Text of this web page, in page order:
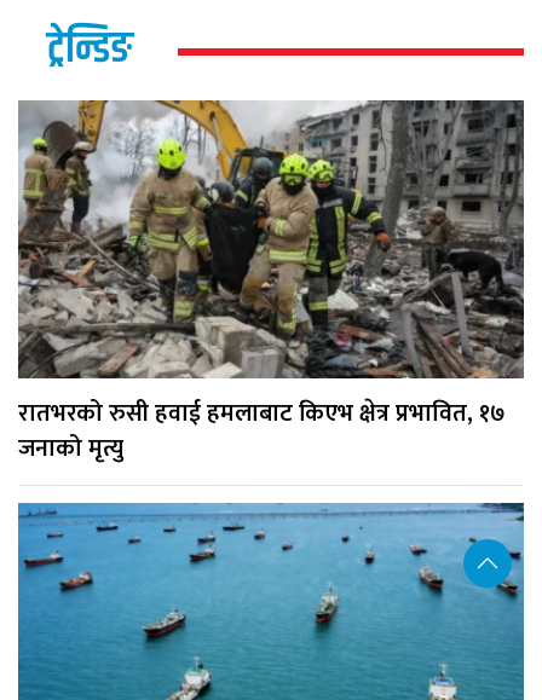
ट्रेन्डिङ
रातभरको रुसी हवाई हमलाबाट किएभ क्षेत्र प्रभावित, १७
जनाको मृत्यु